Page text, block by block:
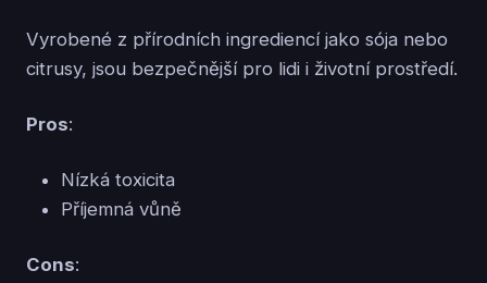
Vyrobené z přírodních ingrediencí jako sója nebo
citrusy, jsou bezpečnější pro lidi i životní prostředí.
Pros:
Nízká toxicita
Příjemná vůně
Cons: